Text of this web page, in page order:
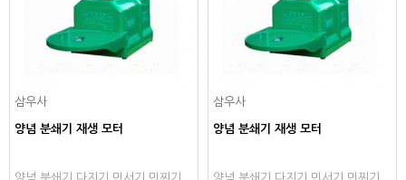
삼우사
양념 분쇄기 재생 모터
삼우사
양념 분쇄기 재생 모터